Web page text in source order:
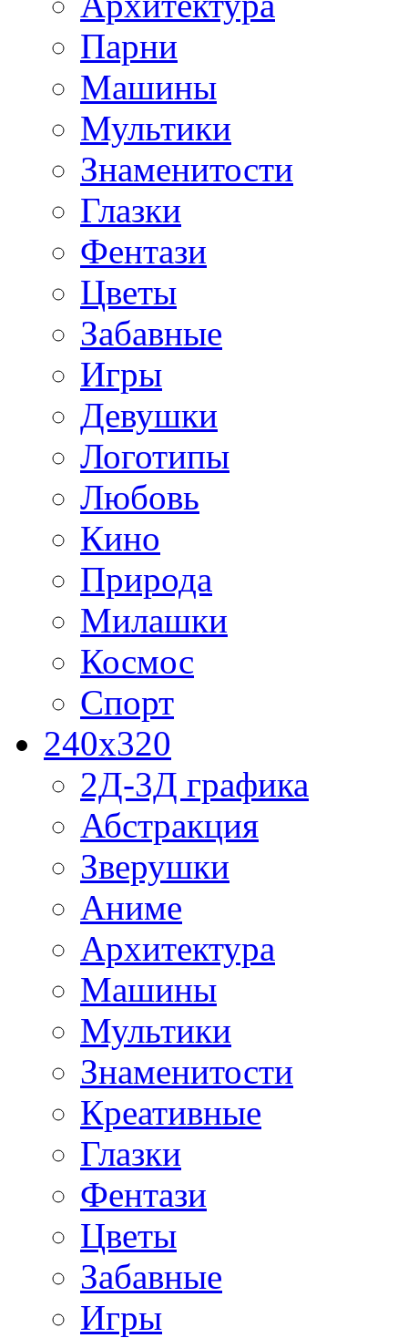
Парни
Машины
Мультики
Знаменитости
Глазки
Фентази
Цветы
Забавные
Игры
Девушки
Логотипы
Любовь
Кино
Природа
Милашки
Космос
Спорт
240x320
2Д-3Д графика
Абстракция
Зверушки
Аниме
Архитектура
Машины
Мультики
Знаменитости
Креативные
Глазки
Фентази
Цветы
Забавные
Игры